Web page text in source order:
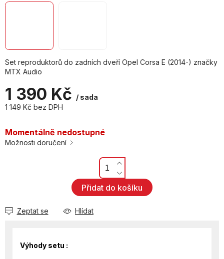
1 390 Kč / sada
1 149 Kč bez DPH
cena:
Momentálně nedostupné
Možnosti doručení
Přidat do košíku
Set reproduktorů do zadních dveří Opel Corsa E (2014-) značky
MTX Audio
Zeptat se Hlídat
Výhody setu :